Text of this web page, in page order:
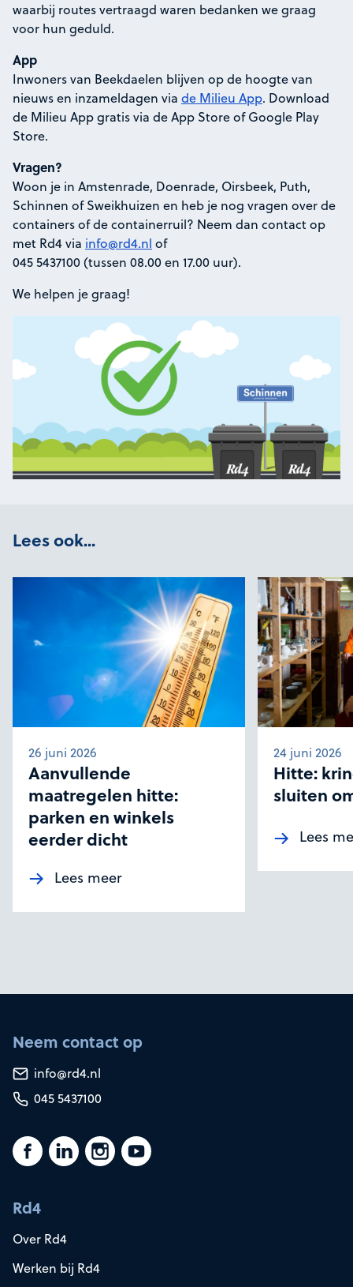
waarbij routes vertraagd waren bedanken we graag
voor hun geduld.
App
Inwoners van Beekdaelen blijven op de hoogte van
nieuws en inzameldagen via de Milieu App. Download
de Milieu App gratis via de App Store of Google Play
Store.
Vragen?
Woon je in Amstenrade, Doenrade, Oirsbeek, Puth,
Schinnen of Sweikhuizen en heb je nog vragen over de
containers of de containerruil? Neem dan contact op
met Rd4 via info@rd4.nl of
045 5437100 (tussen 08.00 en 17.00 uur).
We helpen je graag!
Lees ook...
Aanvullende
maatregelen hitte:
parken en winkels
eerder dicht
26 juni 2026
Lees meer
Hitte:
sluiten
24 juni 2026
Lees
Neem contact op
info@rd4.nl
045 5437100
Rd4
Over Rd4
Werken bij Rd4